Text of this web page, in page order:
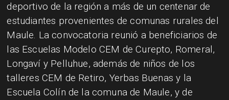
deportivo de la región a más de un centenar de
estudiantes provenientes de comunas rurales del
Maule. La convocatoria reunió a beneficiarios de
las Escuelas Modelo CEM de Curepto, Romeral,
Longaví y Pelluhue, además de niños de los
talleres CEM de Retiro, Yerbas Buenas y la
Escuela Colín de la comuna de Maule, y de